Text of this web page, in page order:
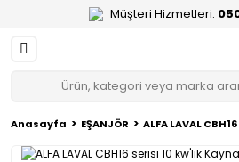
Müşteri Hizmetleri:
Anasayfa EŞANJÖR ALFA LAVAL